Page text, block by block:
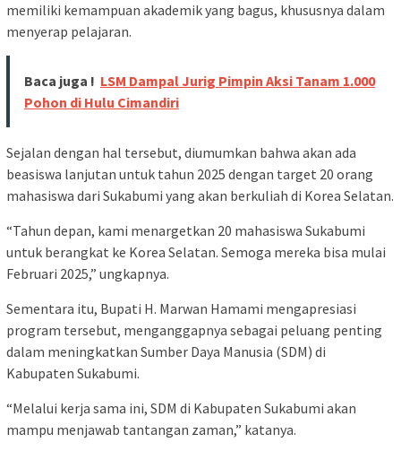
memiliki kemampuan akademik yang bagus, khususnya dalam
menyerap pelajaran.
Baca juga ! LSM Dampal Jurig Pimpin Aksi Tanam 1.000
Pohon di Hulu Cimandiri
Sejalan dengan hal tersebut, diumumkan bahwa akan ada
beasiswa lanjutan untuk tahun 2025 dengan target 20 orang
mahasiswa dari Sukabumi yang akan berkuliah di Korea Selatan.
“Tahun depan, kami menargetkan 20 mahasiswa Sukabumi
untuk berangkat ke Korea Selatan. Semoga mereka bisa mulai
Februari 2025,” ungkapnya.
Sementara itu, Bupati H. Marwan Hamami mengapresiasi
program tersebut, menganggapnya sebagai peluang penting
dalam meningkatkan Sumber Daya Manusia (SDM) di
Kabupaten Sukabumi.
“Melalui kerja sama ini, SDM di Kabupaten Sukabumi akan
mampu menjawab tantangan zaman,” katanya.